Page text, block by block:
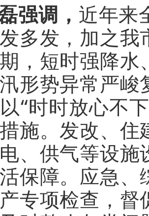
强调， 近年来
多发，加之
，短时强降
形势异常严
“时时放心不
施。发改、
、供气等设
保障。应急
专项检查，